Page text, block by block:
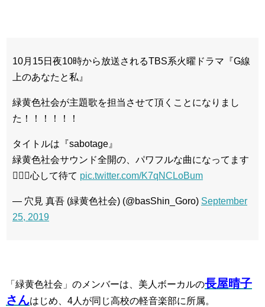
10月15日夜10時から放送されるTBS系火曜ドラマ『G線
上のあなたと私』
緑黄色社会が主題歌を担当させて頂くことになりまし
た！！！！！！
タイトルは『sabotage』
緑黄色社会サウンド全開の、パワフルな曲になってます
🙋🏻‍♂️心して待て pic.twitter.com/K7qNCLoBum
— 穴見 真吾 (緑黄色社会) (@basShin_Goro) September
25, 2019
「緑黄色社会」のメンバーは、美人ボーカルの長屋晴子
さんはじめ、4人が同じ高校の軽音楽部に所属。